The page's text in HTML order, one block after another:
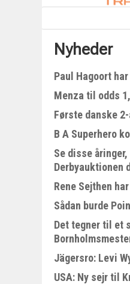
Nyheder
Paul Hagoort
Menza til odds
Første danske
B A Superhero
Se disse
Derbyauktionen
Rene Sejthen
Sådan burde
Det tegner til et
Jägersro: Levi
USA: Ny sejr til